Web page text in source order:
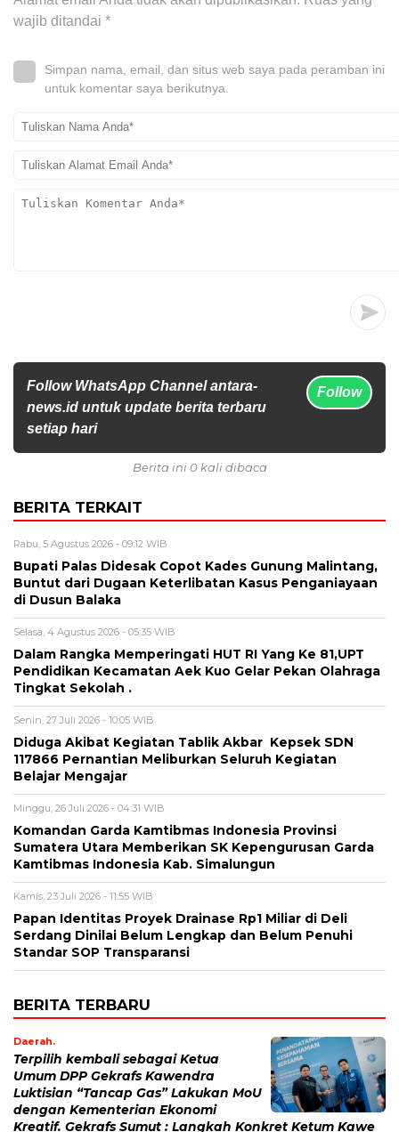
wajib ditandai *
Simpan nama, email, dan situs web saya pada peramban ini
untuk komentar saya berikutnya.
Follow WhatsApp Channel antara-
news.id untuk update berita terbaru
setiap hari
Follow
Berita ini 0 kali dibaca
BERITA TERKAIT
Rabu, 5 Agustus 2026 - 09:12 WIB
Bupati Palas Didesak Copot Kades Gunung Malintang,
Buntut dari Dugaan Keterlibatan Kasus Penganiayaan
di Dusun Balaka
Selasa, 4 Agustus 2026 - 05:35 WIB
Dalam Rangka Memperingati HUT RI Yang Ke 81,UPT
Pendidikan Kecamatan Aek Kuo Gelar Pekan Olahraga
Tingkat Sekolah .
Senin, 27 Juli 2026 - 10:05 WIB
Diduga Akibat Kegiatan Tablik Akbar Kepsek SDN
117866 Pernantian Meliburkan Seluruh Kegiatan
Belajar Mengajar
Minggu, 26 Juli 2026 - 04:31 WIB
Komandan Garda Kamtibmas Indonesia Provinsi
Sumatera Utara Memberikan SK Kepengurusan Garda
Kamtibmas Indonesia Kab. Simalungun
Kamis, 23 Juli 2026 - 11:55 WIB
Papan Identitas Proyek Drainase Rp1 Miliar di Deli
Serdang Dinilai Belum Lengkap dan Belum Penuhi
Standar SOP Transparansi
BERITA TERBARU
Daerah.
Terpilih kembali sebagai Ketua
Umum DPP Gekrafs Kawendra
Luktisian “Tancap Gas” Lakukan MoU
dengan Kementerian Ekonomi
Kreatif. Gekrafs Sumut : Langkah Konkret Ketum Kawe